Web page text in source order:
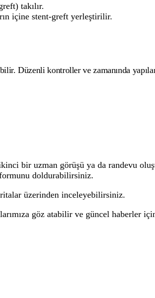
takılır.
içine stent-greft yerleştirilir.
Düzenli kontroller ve zamanında
bir uzman görüşü ya da randevu
doldurabilirsiniz.
üzerinden inceleyebilirsiniz.
göz atabilir ve güncel haberler